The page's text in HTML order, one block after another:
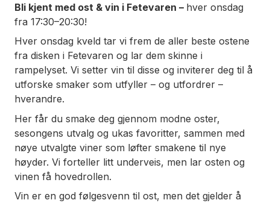
Bli kjent med ost & vin i Fetevaren – hver onsdag
fra 17:30–20:30!
Hver onsdag kveld tar vi frem de aller beste ostene
fra disken i Fetevaren og lar dem skinne i
rampelyset. Vi setter vin til disse og inviterer deg til å
utforske smaker som utfyller – og utfordrer –
hverandre.
Her får du smake deg gjennom modne oster,
sesongens utvalg og ukas favoritter, sammen med
nøye utvalgte viner som løfter smakene til nye
høyder. Vi forteller litt underveis, men lar osten og
vinen få hovedrollen.
Vin er en god følgesvenn til ost, men det gjelder å